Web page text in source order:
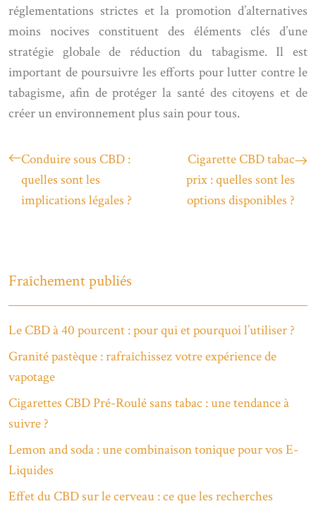
réglementations strictes et la promotion d’alternatives
moins nocives constituent des éléments clés d’une
stratégie globale de réduction du tabagisme. Il est
important de poursuivre les efforts pour lutter contre le
tabagisme, afin de protéger la santé des citoyens et de
créer un environnement plus sain pour tous.
Conduire sous CBD :
quelles sont les
implications légales ?
Cigarette CBD tabac
prix : quelles sont les
options disponibles ?
Fraîchement publiés
Le CBD à 40 pourcent : pour qui et pourquoi l’utiliser ?
Granité pastèque : rafraîchissez votre expérience de
vapotage
Cigarettes CBD Pré-Roulé sans tabac : une tendance à
suivre ?
Lemon and soda : une combinaison tonique pour vos E-
Liquides
Effet du CBD sur le cerveau : ce que les recherches